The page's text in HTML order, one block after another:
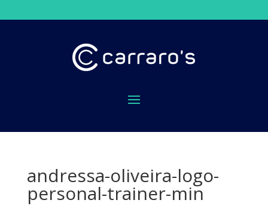
andressa-oliveira-logo-
personal-trainer-min